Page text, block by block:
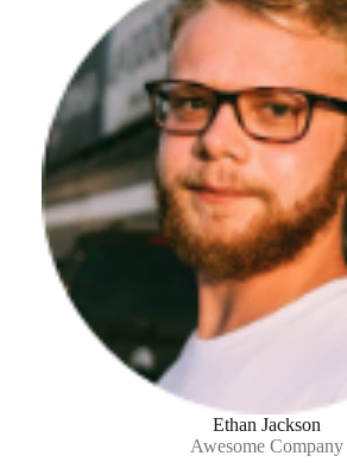
Ethan Jackson
Awesome Company